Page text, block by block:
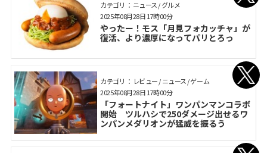
カテゴリ： ニュース / グルメ
やったー！モス「月見フォカッチャ」が
復活、より濃厚になってパリとろっ
2025年08月28日 17時00分
カテゴリ： レビュー / ニュース / ゲーム
「フォートナイト」ワンパンマンコラボ
開始 ツルハシで250ダメージ出せるワ
ンパンメダリオンが猛威を振るう
2025年08月28日 17時00分